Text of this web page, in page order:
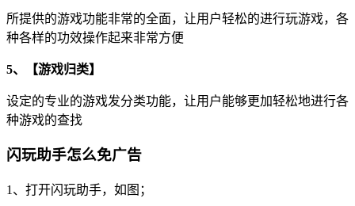
所提供的游戏功能非常的全面，让用户轻松的进行玩游戏，各
种各样的功效操作起来非常方便
5、【游戏归类】
设定的专业的游戏发分类功能，让用户能够更加轻松地进行各
种游戏的查找
闪玩助手怎么免广告
1、打开闪玩助手，如图；